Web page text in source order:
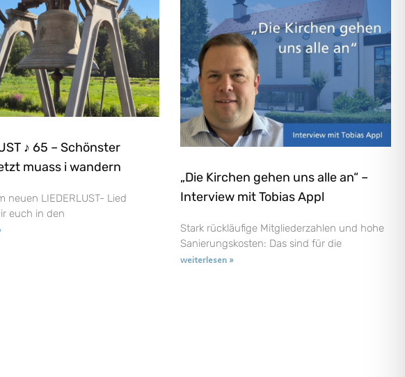
♪ 65 – Schönster
muass i wandern
neuen LIEDERLUST- Lied
euch in den
„Die Kirchen gehen uns alle an“ –
Interview mit Tobias Appl
Stark rückläufige Mitgliederzahlen und hohe
Sanierungskosten: Das sind für die
weiterlesen »